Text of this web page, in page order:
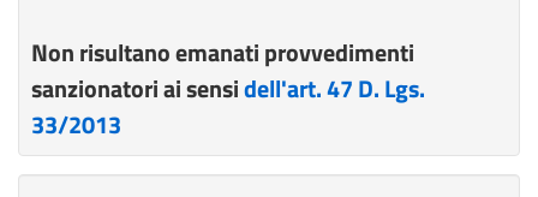
Non risultano emanati provvedimenti
sanzionatori ai sensidell'art. 47 D. Lgs.
33/2013